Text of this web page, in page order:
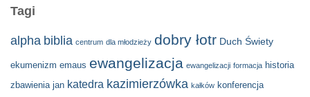
Tagi
alpha biblia centrum dla młodzieży dobry łotr Duch Świety
ekumenizm emaus ewangelizacja ewangelizacji formacja historia
zbawienia jan katedra kazimierzówka kałków konferencja